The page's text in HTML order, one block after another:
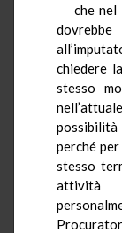
che
chiedere
stesso
perché
stesso
attività